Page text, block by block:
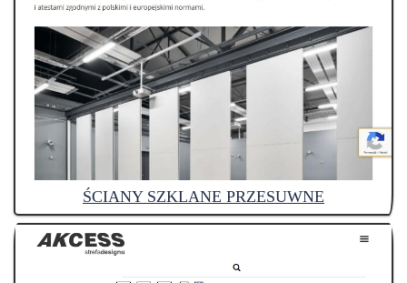
ŚCIANY SZKLANE PRZESUWNE